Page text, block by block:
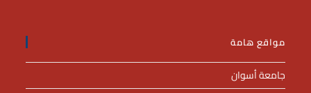
مواقع هامة
جامعة أسوان